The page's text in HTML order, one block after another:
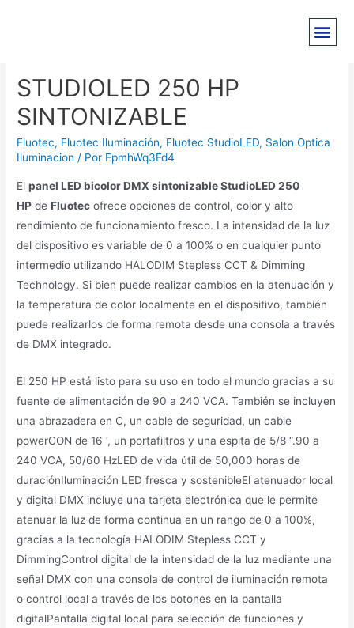
STUDIOLED 250 HP
SINTONIZABLE
Fluotec, Fluotec Iluminación, Fluotec StudioLED, Salon Optica
Iluminacion / Por EpmhWq3Fd4
Elpanel LED bicolor DMX sintonizable StudioLED 250
HP deFluotec ofrece opciones de control, color y alto
rendimiento de funcionamiento fresco. La intensidad de la luz
del dispositivo es variable de 0 a 100% o en cualquier punto
intermedio utilizando HALODIM Stepless CCT & Dimming
Technology. Si bien puede realizar cambios en la atenuación y
la temperatura de color localmente en el dispositivo, también
puede realizarlos de forma remota desde una consola a través
de DMX integrado.
El 250 HP está listo para su uso en todo el mundo gracias a su
fuente de alimentación de 90 a 240 VCA. También se incluyen
una abrazadera en C, un cable de seguridad, un cable
powerCON de 16 ‘, un portafiltros y una espita de 5/8 “.90 a
240 VCA, 50/60 HzLED de vida útil de 50,000 horas de
duraciónIluminación LED fresca y sostenibleEl atenuador local
y digital DMX incluye una tarjeta electrónica que le permite
atenuar la luz de forma continua en un rango de 0 a 100%,
gracias a la tecnología HALODIM Stepless CCT y
DimmingControl digital de la intensidad de la luz mediante una
señal DMX con una consola de control de iluminación remota
o control local a través de los botones en la pantalla
digitalPantalla digital local para selección de funciones y